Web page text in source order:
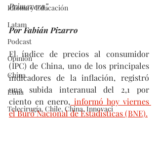
Idioma y Educación
Latam
Podcast
Opinión
China
Etnia
Telecirugía, Chile, China, Innovaci
Primavera”.
Por Fabián Pizarro
El índice de precios al consumidor
(IPC) de China, uno de los principales
indicadores de la inflación, registró
una subida interanual del 2,1 por
ciento en enero, informó hoy viernes
el Buró Nacional de Estadísticas (BNE).